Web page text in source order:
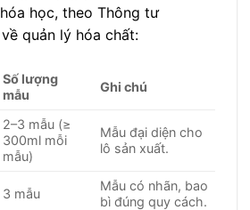
học, theo Thông tư
quản lý hóa chất:
Số lượng
mẫu
Ghi chú
2–3 mẫu (≥
300ml mỗi
mẫu)
Mẫu đại diện cho
lô sản xuất.
3 mẫu
Mẫu có nhãn, bao
bì đúng quy cách.